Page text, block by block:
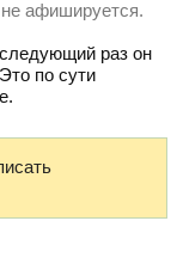
не афишируется.
раз он
по сути